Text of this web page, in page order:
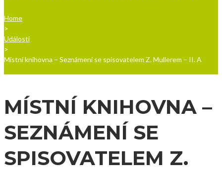
Home
>
Události
>
Místní knihovna – Seznámení se spisovatelem Z. Mullerem – II. A
MÍSTNÍ KNIHOVNA –
SEZNÁMENÍ SE
SPISOVATELEM Z.